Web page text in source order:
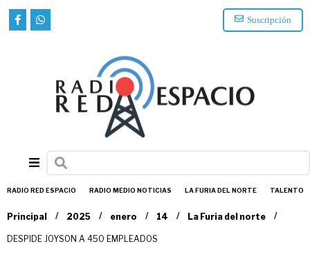
Suscripción
RADIO RED ESPACIO RADIO MEDIO NOTICIAS LA FURIA DEL NORTE TALENTO
Principal / 2025 / enero / 14 / La Furia del norte /
DESPIDE JOYSON A 450 EMPLEADOS